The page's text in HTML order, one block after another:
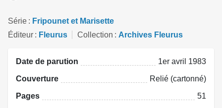
Série
Fripounet et Marisette
Éditeur
Fleurus Collection Archives Fleurus
Date de parution 1er avril 1983
Couverture Relié (cartonné)
Pages 51